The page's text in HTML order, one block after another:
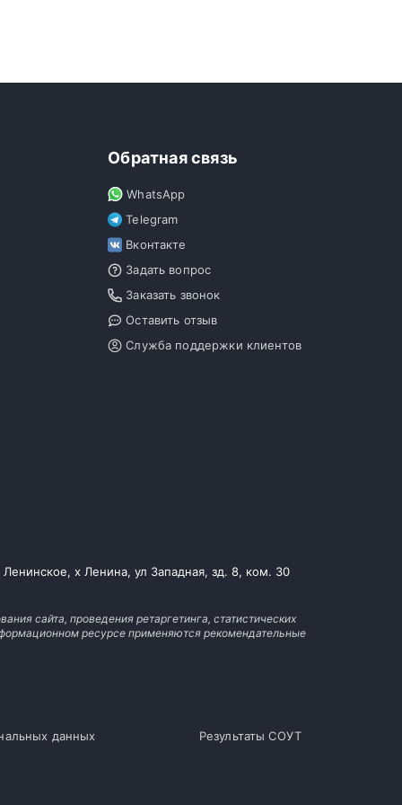
Обратная связь
WhatsApp
Telegram
Вконтакте
Задать вопрос
Заказать звонок
Оставить отзыв
Служба поддержки клиентов
х Ленина, ул Западная, зд. 8, ком. 30
сайта, проведения ретаргетинга, статистических
ресурсе применяются рекомендательные
данных Результаты СОУТ